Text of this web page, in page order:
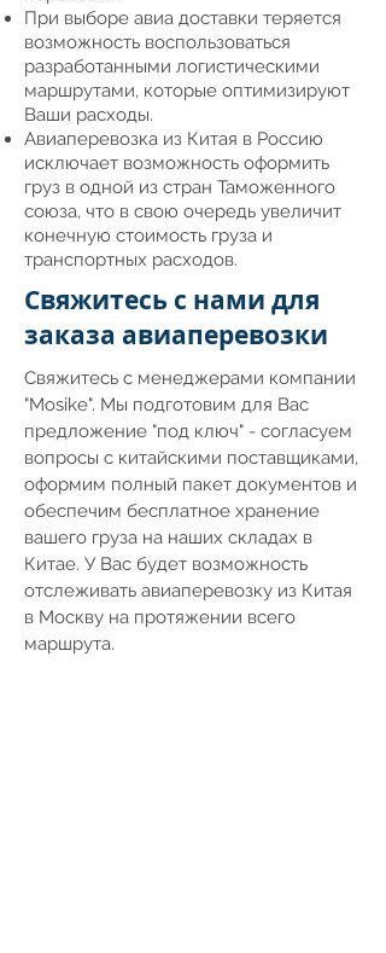
При выборе авиа доставки теряется
возможность воспользоваться
разработанными логистическими
маршрутами, которые оптимизируют
Ваши расходы.
Авиаперевозка из Китая в Россию
исключает возможность оформить
груз в одной из стран Таможенного
союза, что в свою очередь увеличит
конечную стоимость груза и
транспортных расходов.
Свяжитесь с нами для
заказа авиаперевозки
Свяжитесь с менеджерами компании
"Mosike". Мы подготовим для Вас
предложение "под ключ" - согласуем
вопросы с китайскими поставщиками,
оформим полный пакет документов и
обеспечим бесплатное хранение
вашего груза на наших складах в
Китае. У Вас будет возможность
отслеживать авиаперевозку из Китая
в Москву на протяжении всего
маршрута.